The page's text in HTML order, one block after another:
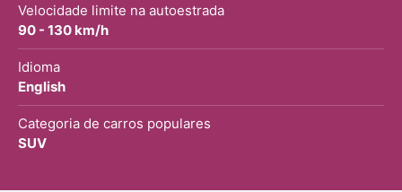
Velocidade limite na autoestrada
90 - 130 km/h
Idioma
English
Categoria de carros populares
SUV